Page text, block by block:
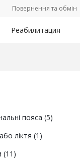
Повернення та обмін
Реабилитация
пояса (5)
ліктя (1)
(11)